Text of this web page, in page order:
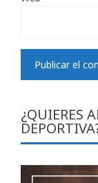
¿QUIERES